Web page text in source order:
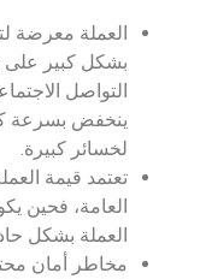
العملة معرضة
بشكل كبير
التواصل
ينخفض بسرعة
لخسائر كبيرة.
تعتمد قيمة
العامة، فحين
العملة بشكل
مخاطر أمان